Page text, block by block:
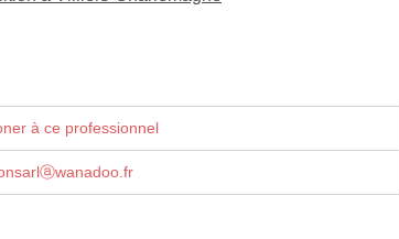
à ce professionnel